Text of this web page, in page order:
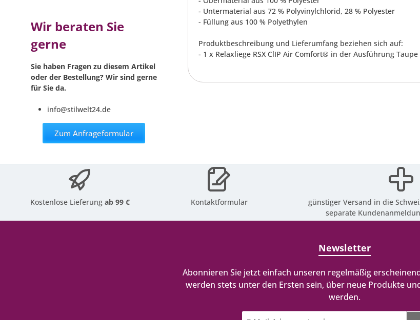
Wir beraten Sie
gerne
Sie haben Fragen zu diesem Artikel
oder der Bestellung? Wir sind gerne
für Sie da.
info@stilwelt24.de
Zum Anfrageformular
- Untermaterial aus 72 % Polyvinylchlorid, 28 % Polyester
- Füllung aus 100 % Polyethylen
Produktbeschreibung und Lieferumfang beziehen sich auf:
- 1 x Relaxliege RSX ClIP Air Comfort® in der Ausführung Taupe
Kostenlose Lieferungab 99 € Kontaktformular günstiger Versand in die
separate
Newsletter
Abonnieren Sie jetzt einfach unseren regelmäßig
werden stets unter den Ersten sein, über neue Produkte
werden.